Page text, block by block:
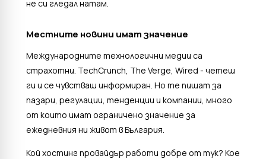
не си гледал натам.
Местните новини имат значение
Международните технологични медии са
страхотни. TechCrunch, The Verge, Wired - четеш
ги и се чувстваш информиран. Но те пишат за
пазари, регулации, тенденции и компании, много
от които имат ограничено значение за
ежедневния ни живот в България.
Кой хостинг провайдър работи добре от тук? Кое